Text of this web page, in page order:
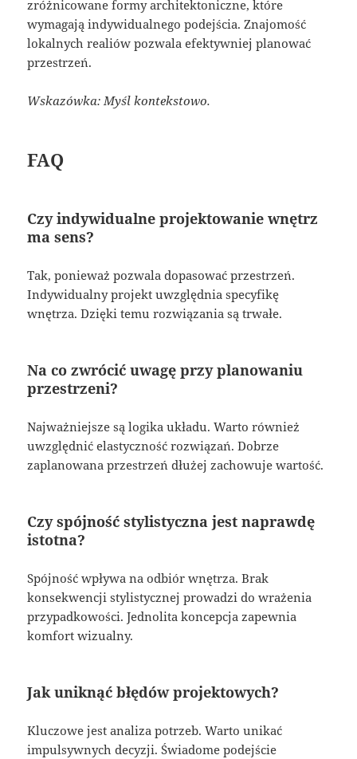
zróżnicowane formy architektoniczne, które
wymagają indywidualnego podejścia. Znajomość
lokalnych realiów pozwala efektywniej planować
przestrzeń.
Wskazówka: Myśl kontekstowo.
FAQ
Czy indywidualne projektowanie wnętrz
ma sens?
Tak, ponieważ pozwala dopasować przestrzeń.
Indywidualny projekt uwzględnia specyfikę
wnętrza. Dzięki temu rozwiązania są trwałe.
Na co zwrócić uwagę przy planowaniu
przestrzeni?
Najważniejsze są logika układu. Warto również
uwzględnić elastyczność rozwiązań. Dobrze
zaplanowana przestrzeń dłużej zachowuje wartość.
Czy spójność stylistyczna jest naprawdę
istotna?
Spójność wpływa na odbiór wnętrza. Brak
konsekwencji stylistycznej prowadzi do wrażenia
przypadkowości. Jednolita koncepcja zapewnia
komfort wizualny.
Jak uniknąć błędów projektowych?
Kluczowe jest analiza potrzeb. Warto unikać
impulsywnych decyzji. Świadome podejście